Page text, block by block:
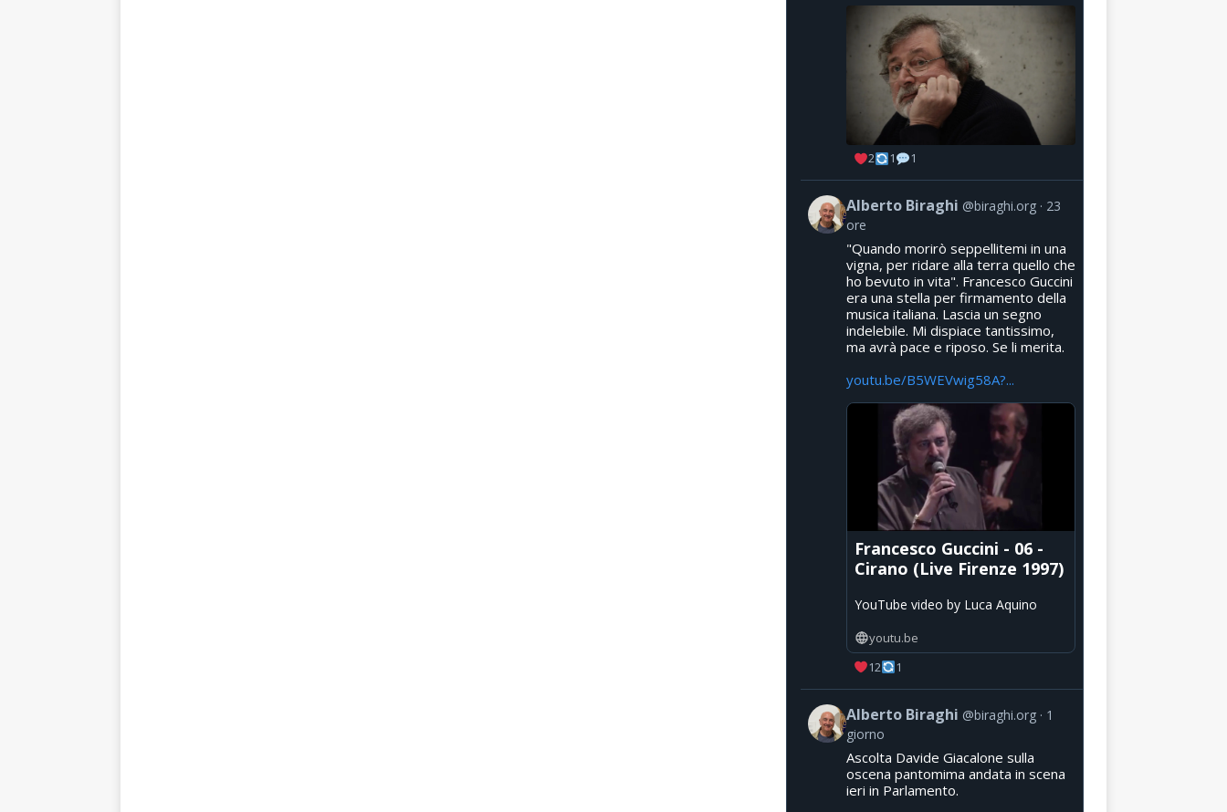
2 1 1
Alberto Biraghi @biraghi.org
23
ore
"Quando morirò seppellitemi in una
vigna, per ridare alla terra quello che
ho bevuto in vita". Francesco Guccini
era una stella per firmamento della
musica italiana. Lascia un segno
indelebile. Mi dispiace tantissimo,
ma avrà pace e riposo. Se li merita.
youtu.be/B5WEVwig58A?...
Francesco Guccini - 06 -
Cirano (Live Firenze 1997)
YouTube video by Luca Aquino
youtu.be
12
1
Alberto Biraghi @biraghi.org
1
giorno
Ascolta Davide Giacalone sulla
oscena pantomima andata in scena
ieri in Parlamento.